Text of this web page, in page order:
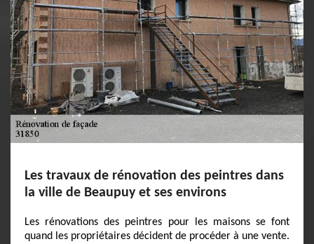
Les travaux de rénovation des peintres dans
la ville de Beaupuy et ses environs
Les rénovations des peintres pour les maisons se font
quand les propriétaires décident de procéder à une vente.